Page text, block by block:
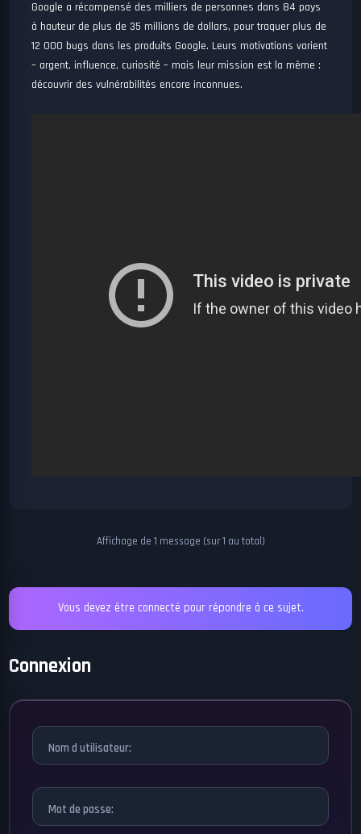
Google a récompensé des milliers de personnes dans 84 pays
à hauteur de plus de 35 millions de dollars, pour traquer plus de
12 000 bugs dans les produits Google. Leurs motivations varient
– argent, influence, curiosité – mais leur mission est la même :
découvrir des vulnérabilités encore inconnues.
Affichage de 1 message (sur 1 au total)
Vous devez être connecté pour répondre à ce sujet.
Connexion
Nom d utilisateur:
Mot de passe: